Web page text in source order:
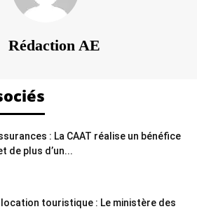
Rédaction AE
: La CAAT réalise un bénéfice
de plus d’un...
touristique : Le ministère des